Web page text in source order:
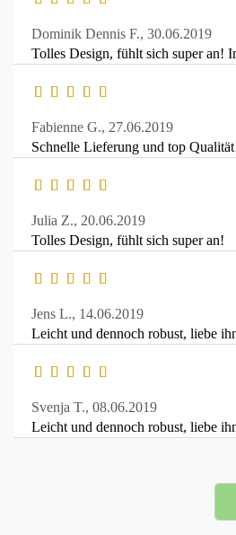
Dominik Dennis F., 30.06.2019
Tolles Design, fühlt sich super an!
Fabienne G., 27.06.2019
Schnelle Lieferung und top
Julia Z., 20.06.2019
Tolles Design, fühlt sich super an!
Jens L., 14.06.2019
Leicht und dennoch robust, liebe
Svenja T., 08.06.2019
Leicht und dennoch robust, liebe